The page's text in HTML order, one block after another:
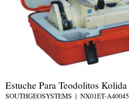
Estuche Para Teodolitos Kolida
SOUTHGEOSYSTEMS NX01ET-A40045